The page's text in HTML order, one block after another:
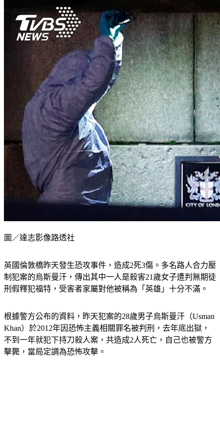
圖／達志影像路透社
英國倫敦橋昨天發生恐攻事件，造成2死3傷。多名路人合力壓
制犯案的烏斯曼汗，傳出其中一人是殺害21歲女子遭判無期徒
刑假釋犯福特，受害者家屬對他被稱為「英雄」十分不滿。
根據警方公布的資料，昨天犯案的28歲男子烏斯曼汗（Usman
Khan）於2012年因恐怖主義相關罪名被判刑，去年底出獄，
不到一年就犯下持刀殺人案，共造成2人死亡，自己也被警方
擊斃，當局定調為恐怖攻擊。